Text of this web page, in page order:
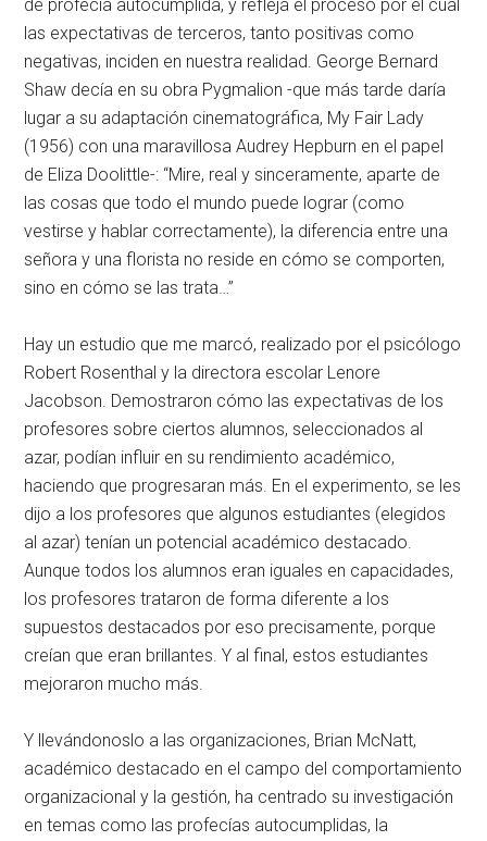
de profecía autocumplida, y refleja el proceso por el cual
las expectativas de terceros, tanto positivas como
negativas, inciden en nuestra realidad. George Bernard
Shaw decía en su obra Pygmalion -que más tarde daría
lugar a su adaptación cinematográfica, My Fair Lady
(1956) con una maravillosa Audrey Hepburn en el papel
de Eliza Doolittle-: “Mire, real y sinceramente, aparte de
las cosas que todo el mundo puede lograr (como
vestirse y hablar correctamente), la diferencia entre una
señora y una florista no reside en cómo se comporten,
sino en cómo se las trata…”
Hay un estudio que me marcó, realizado por el psicólogo
Robert Rosenthal y la directora escolar Lenore
Jacobson. Demostraron cómo las expectativas de los
profesores sobre ciertos alumnos, seleccionados al
azar, podían influir en su rendimiento académico,
haciendo que progresaran más. En el experimento, se les
dijo a los profesores que algunos estudiantes (elegidos
al azar) tenían un potencial académico destacado.
Aunque todos los alumnos eran iguales en capacidades,
los profesores trataron de forma diferente a los
supuestos destacados por eso precisamente, porque
creían que eran brillantes. Y al final, estos estudiantes
mejoraron mucho más.
Y llevándonoslo a las organizaciones, Brian McNatt,
académico destacado en el campo del comportamiento
organizacional y la gestión, ha centrado su investigación
en temas como las profecías autocumplidas, la